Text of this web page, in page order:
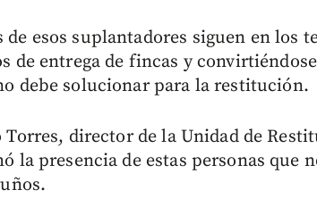
de esos suplantadores siguen en los
de entrega de fincas y
debe solucionar para la restitución.
Torres, director de la Unidad de
la presencia de estas personas que